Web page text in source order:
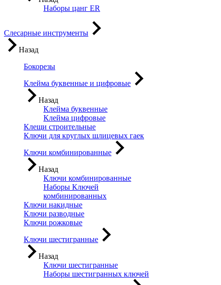
Наборы цанг ER
Слесарные инструменты
Назад
Бокорезы
Клейма буквенные и цифровые
Назад
Клейма буквенные
Клейма цифровые
Клещи строительные
Ключи для круглых шлицевых гаек
Ключи комбинированные
Назад
Ключи комбинированные
Наборы Ключей
комбинированных
Ключи накидные
Ключи разводные
Ключи рожковые
Ключи шестигранные
Назад
Ключи шестигранные
Наборы шестигранных ключей